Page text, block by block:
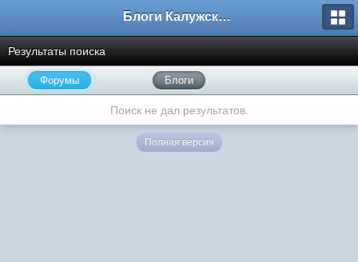
Блоги Калужского перекрестка
Результаты поиска
Форумы Блоги
Поиск не дал результатов.
Полная версия